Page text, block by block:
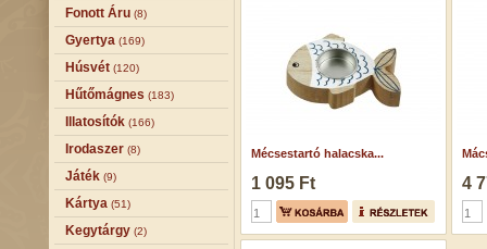
Fonott Áru (8)
Gyertya (169)
Húsvét (120)
Hűtőmágnes (183)
Illatosítók (166)
Irodaszer (8)
Játék (9)
Kártya (51)
Kegytárgy (2)
Mécsestartó halacska...
1 095 Ft 4